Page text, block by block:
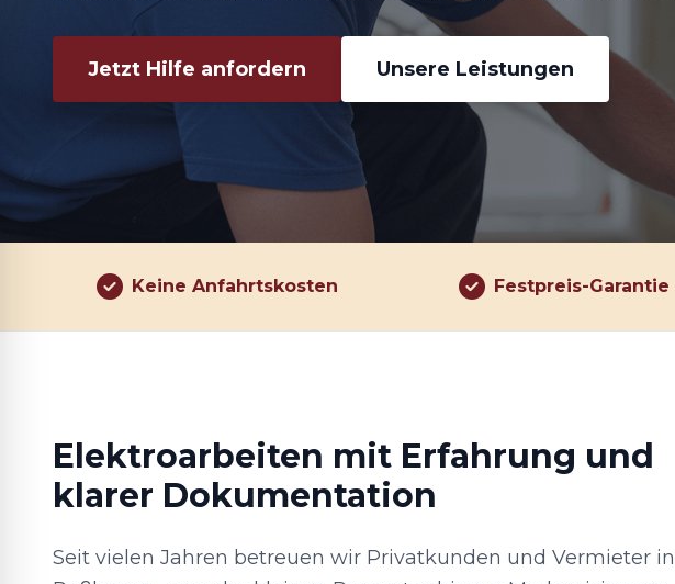
Jetzt Hilfe anfordern Unsere Leistungen
Keine Anfahrtskosten Festpreis-Garantie
Elektroarbeiten mit Erfahrung und
klarer Dokumentation
Seit vielen Jahren betreuen wir Privatkunden und Vermieter in